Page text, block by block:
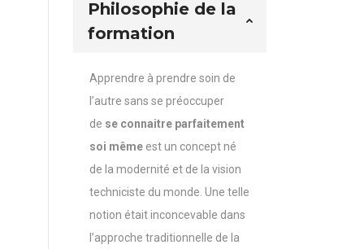
Philosophie de la
formation
Apprendre à prendre soin de
l’autre sans se préoccuper
de se connaitre parfaitement
soi même est un concept né
de la modernité et de la vision
techniciste du monde. Une telle
notion était inconcevable dans
l’approche traditionnelle de la